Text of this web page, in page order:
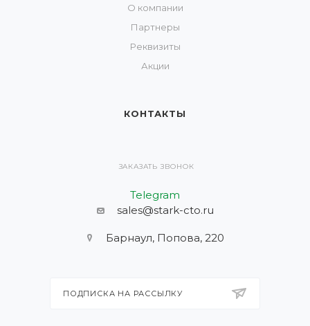
О компании
Партнеры
Реквизиты
Акции
КОНТАКТЫ
ЗАКАЗАТЬ ЗВОНОК
Telegram
sales@stark-cto.ru
Барнаул, Попова, 220
ПОДПИСКА НА РАССЫЛКУ